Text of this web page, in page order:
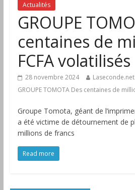
Actualités
GROUPE
centaines de
FCFA volatilisés
28 novembre 2024 Laseconde.net
GROUPE TOMOTA Des centaines de
Groupe Tomota, géant de
a été victime de détournement de
millions de francs
Read more